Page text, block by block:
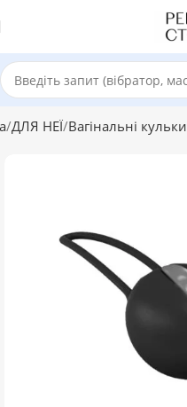
ДЛЯ НЕЇ Вагінальні кульки